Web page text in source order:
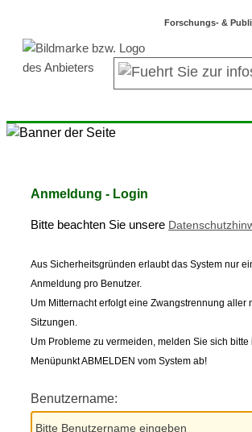
Forschungs- &
Anmeldung - Login
Bitte beachten Sie unsere
Aus Sicherheitsgründen erlaubt das System nur
Anmeldung pro Benutzer.
Um Mitternacht erfolgt eine Zwangstrennung aller
Sitzungen.
Um Probleme zu vermeiden, melden Sie sich bitte
Menüpunkt ABMELDEN vom System ab!
Benutzername: